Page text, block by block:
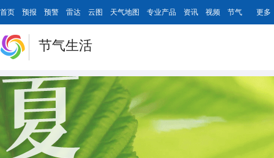
首页 预报 预警 雷达 云图 天气地图 专业产品 资讯 视频 节气 更多
节气生活